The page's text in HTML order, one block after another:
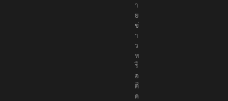
า
ย
ข่
า
ว
ห
รื
อ
ติ
ด